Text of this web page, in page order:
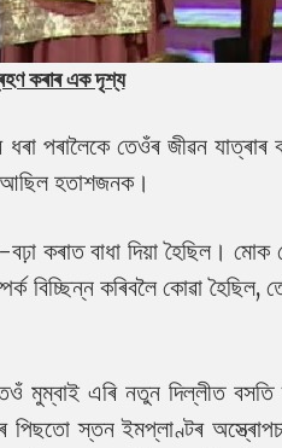
কৰাৰ এক দৃশ্য
পৰালৈকে তেওঁৰ জীৱন যাত্ৰাৰ
আছিল হতাশজনক।
কৰাত বাধা দিয়া হৈছিল। মোক
বিচ্ছিন্ন কৰিবলৈ কোৱা হৈছিল,
মুম্বাই এৰি নতুন দিল্লীত
পিছতো স্তন ইমপ্লাণ্টৰ